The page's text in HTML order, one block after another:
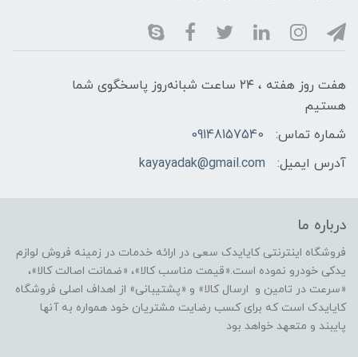
هفت روز هفته ، ۲۴ ساعت شبانه‌روز پاسخگوی شما
هستیم
شماره تماس:
09148157540
آدرس ایمیل:
kayayadak@gmail.com
درباره ما
فروشگاه اینترنتی کایایدک سعی در ارائه خدمات در زمینه فروش لوازم
یدکی خودرو نموده است.«قیمت مناسب کالا»، «ضمانت اصالت کالا»،
«سرعت در تامین و ارسال کالا» و «پشتیبانی» از اهداف اصلی فروشگاه
کایایدک است که برای کسب رضایت مشتریان خود همواره به آنها
پایبند و متعهد خواهد بود